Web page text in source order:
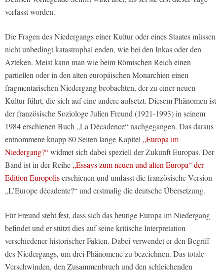
verfasst worden.
Die Fragen des Niedergangs einer Kultur oder eines Staates müssen
nicht unbedingt katastrophal enden, wie bei den Inkas oder den
Azteken. Meist kann man wie beim Römischen Reich einen
partiellen oder in den alten europäischen Monarchien einen
fragmentarischen Niedergang beobachten, der zu einer neuen
Kultur führt, die sich auf eine andere aufsetzt. Diesem Phänomen ist
der französische Soziologe Julien Freund (1921-1993) in seinem
1984 erschienen Buch „La Décadence“ nachgegangen. Das daraus
entnommene knapp 80 Seiten lange Kapitel„Europa im
Niedergang?“widmet sich dabei speziell der Zukunft Europas. Der
Band ist in der Reihe„Essays zum neuen und alten Europa“ der
Edition Europoliserschienen und umfasst die französische Version
„L’Europe décadente?“ und erstmalig die deutsche Übersetzung.
Für Freund steht fest, dass sich das heutige Europa im Niedergang
befindet und er stützt dies auf seine kritische Interpretation
verschiedener historischer Fakten. Dabei verwendet er den Begriff
des Niedergangs, um drei Phänomene zu bezeichnen. Das totale
Verschwinden, den Zusammenbruch und den schleichenden